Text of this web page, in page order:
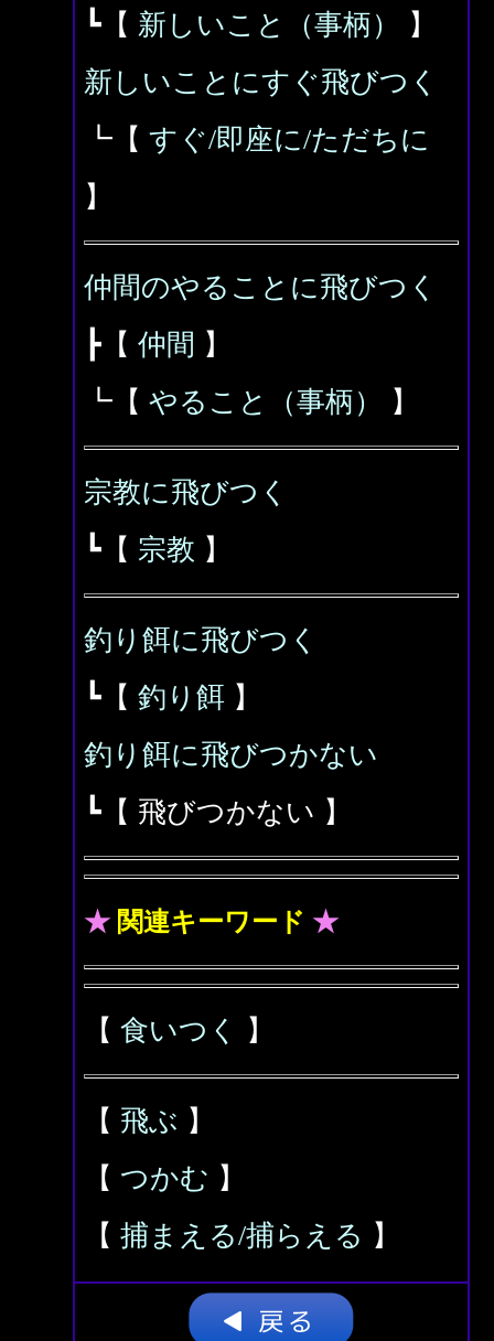
┗【 新しいこと（事柄）
】
新しいことにすぐ飛びつく
┗【 すぐ/即座に/ただちに
】
仲間のやることに飛びつく
┣【 仲間 】
┗【 やること（事柄） 】
宗教に飛びつく
┗【 宗教 】
釣り餌に飛びつく
┗【 釣り餌 】
釣り餌に飛びつかない
┗【 飛びつかない 】
★ 関連キーワード ★
【 食いつく 】
【 飛ぶ 】
【 つかむ 】
【 捕まえる/捕らえる 】